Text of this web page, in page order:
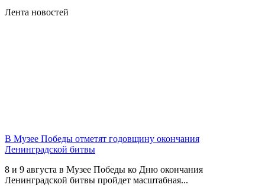
Лента новостей
В Музее Победы отметят годовщину окончания
Ленинградской битвы
8 и 9 августа в Музее Победы ко Дню окончания
Ленинградской битвы пройдет масштабная...